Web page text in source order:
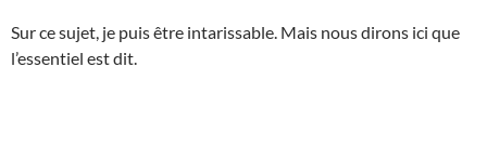
Sur ce sujet, je puis être intarissable. Mais nous dirons ici que
l’essentiel est dit.